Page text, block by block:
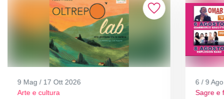
9 Mag / 17 Ott 2026
Arte e cultura
6 / 9
Sagre e